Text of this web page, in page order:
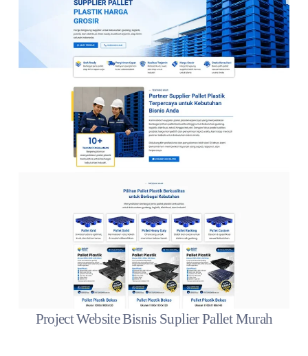
Project Website Bisnis Suplier Pallet Murah